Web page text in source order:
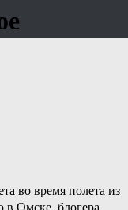
во время полета из